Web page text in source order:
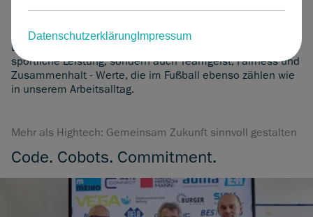
Datenschutzerklärung Impressum
Wir sind überzeugt: Wer in junge Menschen investiert,
Deshalb fördern wir mit unserem Engagement nicht nur
sportliche Leistung, sondern auch Teamgeist, Fairness und
Zusammenhalt - Werte, die im Fußball ebenso zählen wie
in unserem Arbeitsalltag.
Mehr als Hightech: Gemeinsam Zukunft sinnvoll gestalten
Code. Cobots. Commitment.